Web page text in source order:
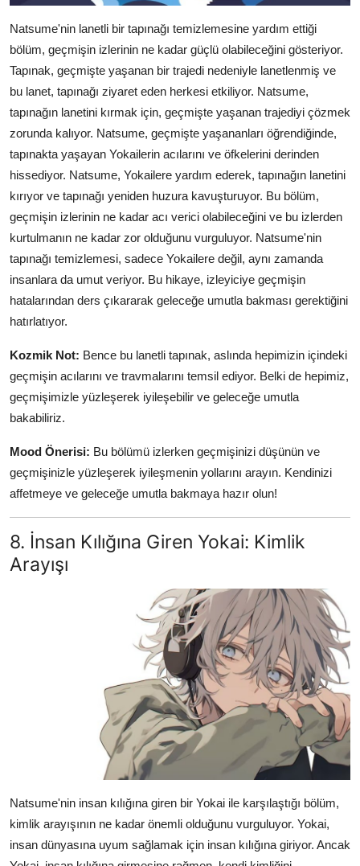
Natsume'nin lanetli bir tapınağı temizlemesine yardım ettiği
bölüm, geçmişin izlerinin ne kadar güçlü olabileceğini gösteriyor.
Tapınak, geçmişte yaşanan bir trajedi nedeniyle lanetlenmiş ve
bu lanet, tapınağı ziyaret eden herkesi etkiliyor. Natsume,
tapınağın lanetini kırmak için, geçmişte yaşanan trajediyi çözmek
zorunda kalıyor. Natsume, geçmişte yaşananları öğrendiğinde,
tapınakta yaşayan Yokailerin acılarını ve öfkelerini derinden
hissediyor. Natsume, Yokailere yardım ederek, tapınağın lanetini
kırıyor ve tapınağı yeniden huzura kavuşturuyor. Bu bölüm,
geçmişin izlerinin ne kadar acı verici olabileceğini ve bu izlerden
kurtulmanın ne kadar zor olduğunu vurguluyor. Natsume'nin
tapınağı temizlemesi, sadece Yokailere değil, aynı zamanda
insanlara da umut veriyor. Bu hikaye, izleyiciye geçmişin
hatalarından ders çıkararak geleceğe umutla bakması gerektiğini
hatırlatıyor.
Kozmik Not: Bence bu lanetli tapınak, aslında hepimizin içindeki
geçmişin acılarını ve travmalarını temsil ediyor. Belki de hepimiz,
geçmişimizle yüzleşerek iyileşebilir ve geleceğe umutla
bakabiliriz.
Mood Önerisi: Bu bölümü izlerken geçmişinizi düşünün ve
geçmişinizle yüzleşerek iyileşmenin yollarını arayın. Kendinizi
affetmeye ve geleceğe umutla bakmaya hazır olun!
8. İnsan Kılığına Giren Yokai: Kimlik
Arayışı
Natsume'nin insan kılığına giren bir Yokai ile karşılaştığı bölüm,
kimlik arayışının ne kadar önemli olduğunu vurguluyor. Yokai,
insan dünyasına uyum sağlamak için insan kılığına giriyor. Ancak